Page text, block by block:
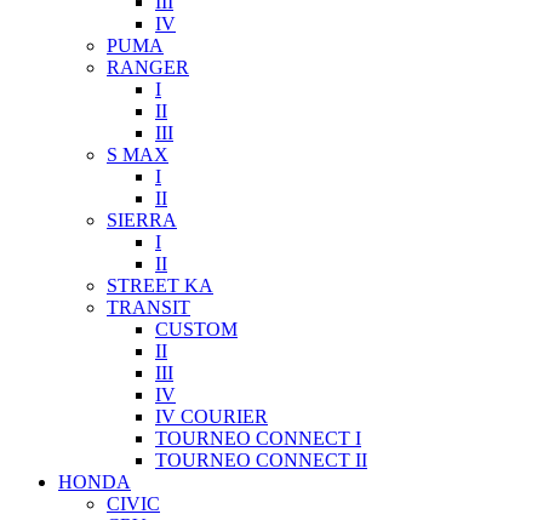
IV
PUMA
RANGER
I
II
III
S MAX
I
II
SIERRA
I
II
STREET KA
TRANSIT
CUSTOM
II
III
IV
IV COURIER
TOURNEO CONNECT I
TOURNEO CONNECT II
HONDA
CIVIC